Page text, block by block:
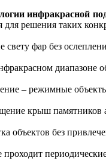
инфракрасной
для решения таких
свету фар без
диапазоне
– режимные
крыш памятников
объектов без
проходит